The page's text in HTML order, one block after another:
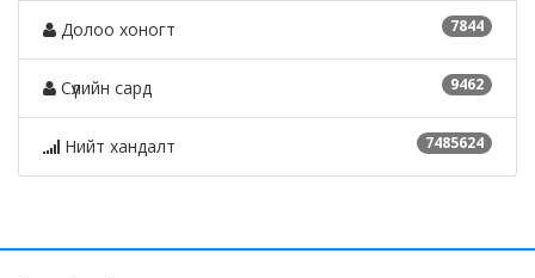
7844
Долоо хоногт
9462
Сүүлийн сард
7485624
Нийт хандалт